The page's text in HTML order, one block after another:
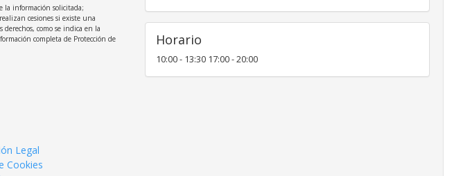
la información solicitada;
cesiones si existe una
derechos, como se indica en la
completa de Protección de
Legal
Cookies
Horario
10:00 - 13:30 17:00 - 20:00